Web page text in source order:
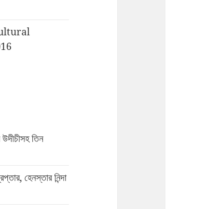
তিন
হেনস্তার নিন্দা